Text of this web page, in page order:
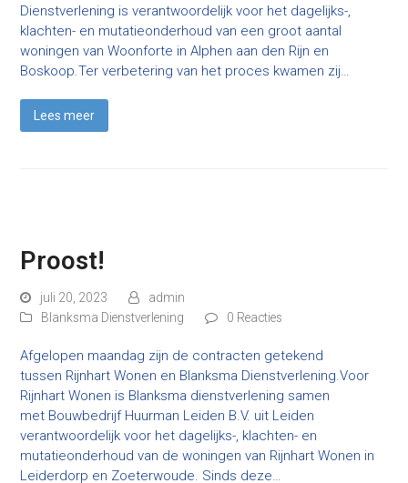
Dienstverlening is verantwoordelijk voor het dagelijks-,
klachten- en mutatieonderhoud van een groot aantal
woningen van Woonforte in Alphen aan den Rijn en
Boskoop.Ter verbetering van het proces kwamen zij…
Lees meer
Proost!
juli 20, 2023
admin
Blanksma Dienstverlening
0 Reacties
Afgelopen maandag zijn de contracten getekend
tussen Rijnhart Wonen en Blanksma Dienstverlening.Voor
Rijnhart Wonen is Blanksma dienstverlening samen
met Bouwbedrijf Huurman Leiden B.V. uit Leiden
verantwoordelijk voor het dagelijks-, klachten- en
mutatieonderhoud van de woningen van Rijnhart Wonen in
Leiderdorp en Zoeterwoude. Sinds deze…